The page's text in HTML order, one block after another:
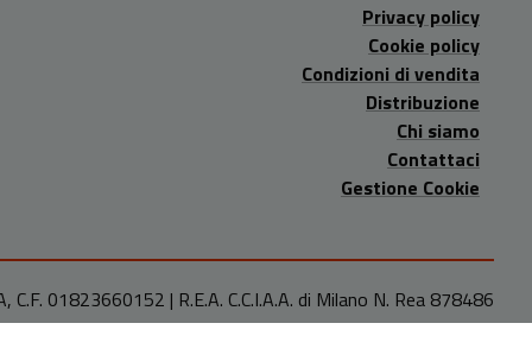
Privacy policy
Cookie policy
Condizioni di vendita
Distribuzione
Chi siamo
Contattaci
Gestione Cookie
C.F. 01823660152 | R.E.A. C.C.I.A.A. di Milano N. Rea 878486